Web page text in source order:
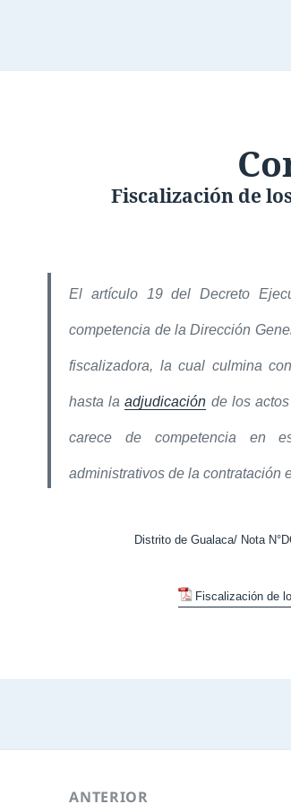
Fiscalización de
El artículo 19 del Decreto
competencia de la Dirección
fiscalizadora, la cual culmina
hasta laadjudicación de los
carece de competencia en
administrativos de la contratación
Distrito de Gualaca/ Nota
Fiscalización de
ANTERIOR